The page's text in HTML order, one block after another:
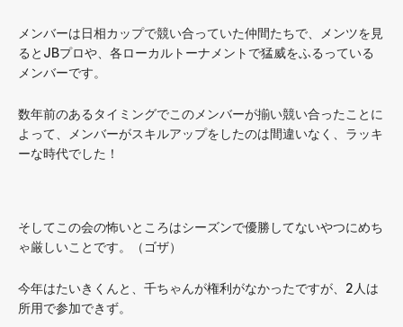
メンバーは日相カップで競い合っていた仲間たちで、メンツを見
るとJBプロや、各ローカルトーナメントで猛威をふるっている
メンバーです。
数年前のあるタイミングでこのメンバーが揃い競い合ったことに
よって、メンバーがスキルアップをしたのは間違いなく、ラッキ
ーな時代でした！
そしてこの会の怖いところはシーズンで優勝してないやつにめち
ゃ厳しいことです。（ゴザ）
今年はたいきくんと、千ちゃんが権利がなかったですが、2人は
所用で参加できず。